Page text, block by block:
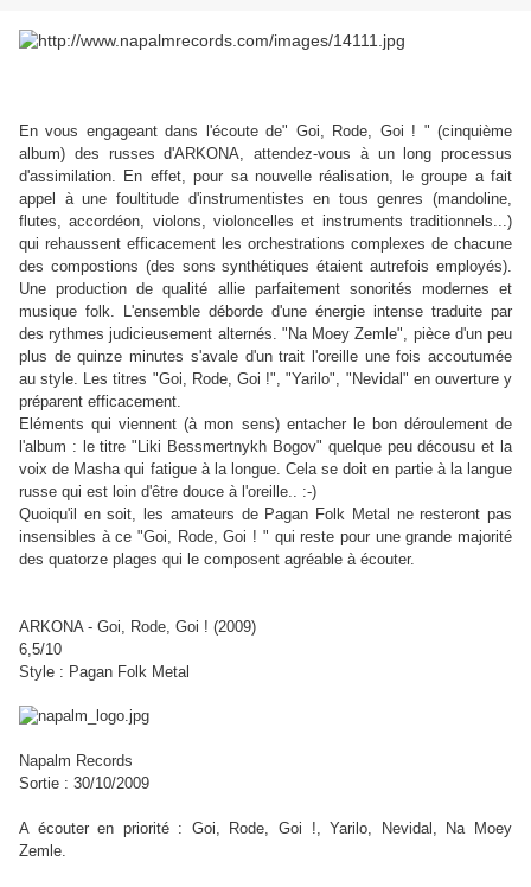
En vous engageant dans l'écoute de" Goi, Rode, Goi ! " (cinquième
album) des russes d'ARKONA, attendez-vous à un long processus
d'assimilation. En effet, pour sa nouvelle réalisation, le groupe a fait
appel à une foultitude d'instrumentistes en tous genres (mandoline,
flutes, accordéon, violons, violoncelles et instruments traditionnels...)
qui rehaussent efficacement les orchestrations complexes de chacune
des compostions (des sons synthétiques étaient autrefois employés).
Une production de qualité allie parfaitement sonorités modernes et
musique folk. L'ensemble déborde d'une énergie intense traduite par
des rythmes judicieusement alternés. "Na Moey Zemle", pièce d'un peu
plus de quinze minutes s'avale d'un trait l'oreille une fois accoutumée
au style. Les titres "Goi, Rode, Goi !", "Yarilo", "Nevidal" en ouverture y
préparent efficacement.
Eléments qui viennent (à mon sens) entacher le bon déroulement de
l'album : le titre "Liki Bessmertnykh Bogov" quelque peu décousu et la
voix de Masha qui fatigue à la longue. Cela se doit en partie à la langue
russe qui est loin d'être douce à l'oreille.. :-)
Quoiqu'il en soit, les amateurs de Pagan Folk Metal ne resteront pas
insensibles à ce "Goi, Rode, Goi ! " qui reste pour une grande majorité
des quatorze plages qui le composent agréable à écouter.
ARKONA - Goi, Rode, Goi ! (2009)
6,5/10
Style : Pagan Folk Metal
Napalm Records
Sortie : 30/10/2009
A écouter en priorité : Goi, Rode, Goi !, Yarilo, Nevidal, Na Moey
Zemle.